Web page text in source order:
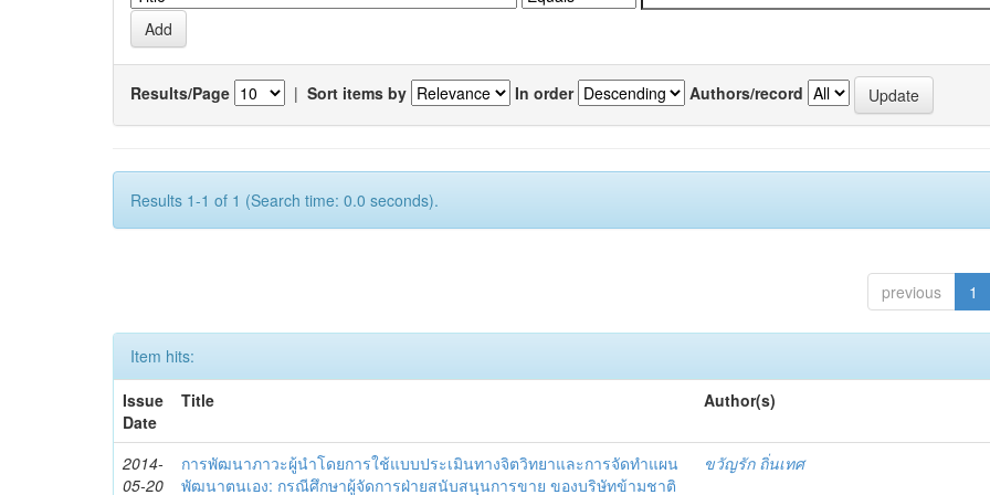
Results/Page | Sort items by In order Authors/record
Results 1-1 of 1 (Search time: 0.0 seconds).
previous 1
Item hits:
Issue
Date
Title Author(s)
2014-
05-20
การพัฒนาภาวะผู้นำโดยการใช้แบบประเมินทางจิตวิทยาและการจัดทำแผน
พัฒนาตนเอง: กรณีศึกษาผู้จัดการฝ่ายสนับสนุนการขาย ของบริษัทข้ามชาติ
ขวัญรัก ถิ่นเทศ